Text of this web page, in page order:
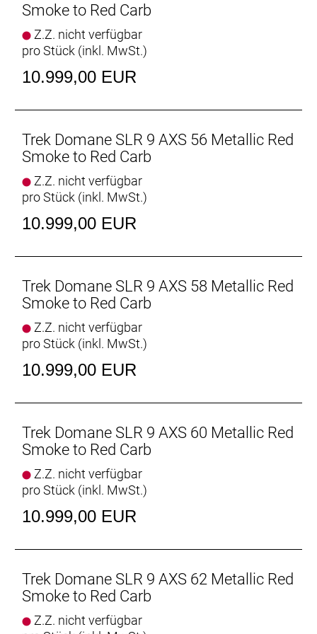
Rahmen: 800 Series OCLV Carbon, IsoSpeed,
integriertes Staufach, konisches Steuerrohr, interne
Zugführung, 3S-Kettenführung, Schutzblechösen,
Rahmengröße: 54
Rahmenmaterial: Carbon
Gangschaltung: SRAM RED AXS E1, max. 36 Z. an
größtem Ritzel
Schalthebel: SRAM RED AXS E1 // SRAM RED AXS
Hinterradbremse: SRAM Paceline X, abgerundet,
Centerlock, 160 mm
Max. Bremsscheibendu
Centerlock, 160 mm
Max. Bremsscheibendu
Reifen: Bontrager Kwaremont RSL TLR, Tubeless-
Ready, faltbarer Wulstkern, Race Dual-Compound,
320 TPI, 700 x 32 mm
Schutzblechösen, Flat Mount-
Scheibenbremsaufnahme Carbonausfallenden,
Smoke to Red Carb
Z.Z. nicht verfügbar
pro Stück (inkl. MwSt.)
10.999,00 EUR
Trek Domane SLR 9 AXS 56 Metallic Red
Smoke to Red Carb
Z.Z. nicht verfügbar
pro Stück (inkl. MwSt.)
10.999,00 EUR
Trek Domane SLR 9 AXS 58 Metallic Red
Smoke to Red Carb
Z.Z. nicht verfügbar
pro Stück (inkl. MwSt.)
10.999,00 EUR
Trek Domane SLR 9 AXS 60 Metallic Red
Smoke to Red Carb
Z.Z. nicht verfügbar
pro Stück (inkl. MwSt.)
10.999,00 EUR
Trek Domane SLR 9 AXS 62 Metallic Red
Smoke to Red Carb
Z.Z. nicht verfügbar